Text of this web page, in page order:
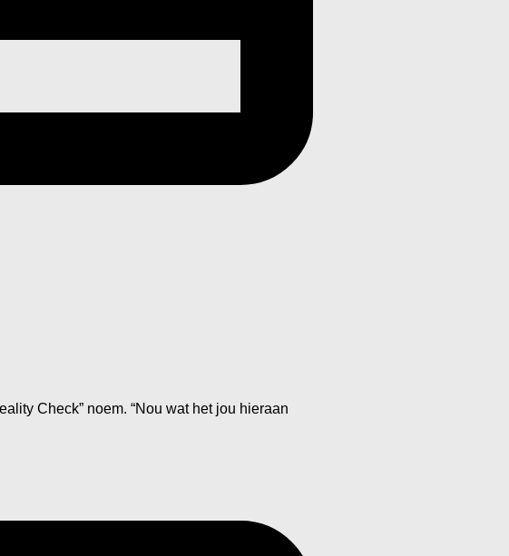
Check” noem. “Nou wat het jou hieraan